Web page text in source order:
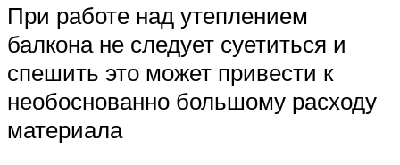
При работе над утеплением
балкона не следует суетиться и
спешить это может привести к
необоснованно большому расходу
материала